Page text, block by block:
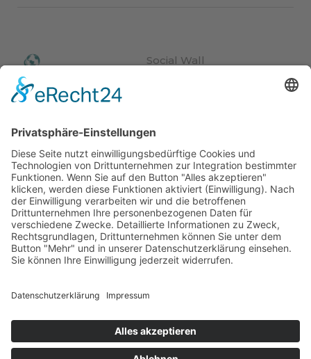
Social Wall
Video
News
Veranstaltungen
Wetter
© Hotel Kristall*** Impressum
CIN: IT021074A14BBYGR6Y
powered by